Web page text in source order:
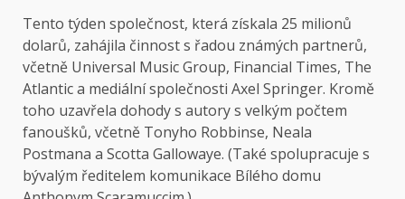
Tento týden společnost, která získala 25 milionů
dolarů, zahájila činnost s řadou známých partnerů,
včetně Universal Music Group, Financial Times, The
Atlantic a mediální společnosti Axel Springer. Kromě
toho uzavřela dohody s autory s velkým počtem
fanoušků, včetně Tonyho Robbinse, Neala
Postmana a Scotta Gallowaye. (Také spolupracuje s
bývalým ředitelem komunikace Bílého domu